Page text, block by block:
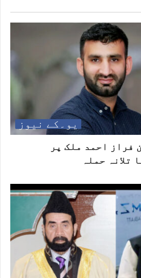
یو۔کے نیوز
فراز احمد ملک پر
تلانہ حملہ